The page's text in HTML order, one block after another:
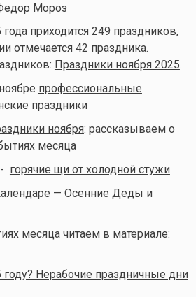
Мороз
приходится 249 праздников,
отмечается 42 праздника.
Праздники ноября 2025.
профессиональные
праздники
ноября: рассказываем о
месяца
горячие щи от холодной стужи
— Осенние Деды и
месяца читаем в материале:
Нерабочие праздничные дни